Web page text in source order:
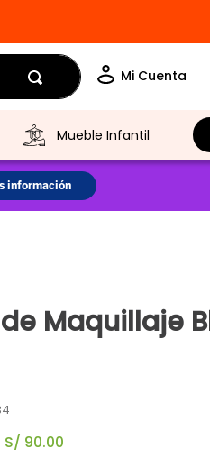
Mueble Infantil
Maquillaje
S/ 90.00